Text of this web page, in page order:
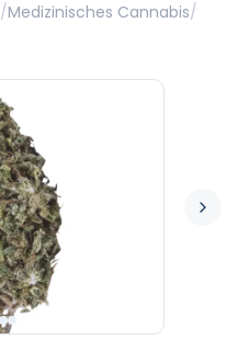
/Medizinisches Cannabis/